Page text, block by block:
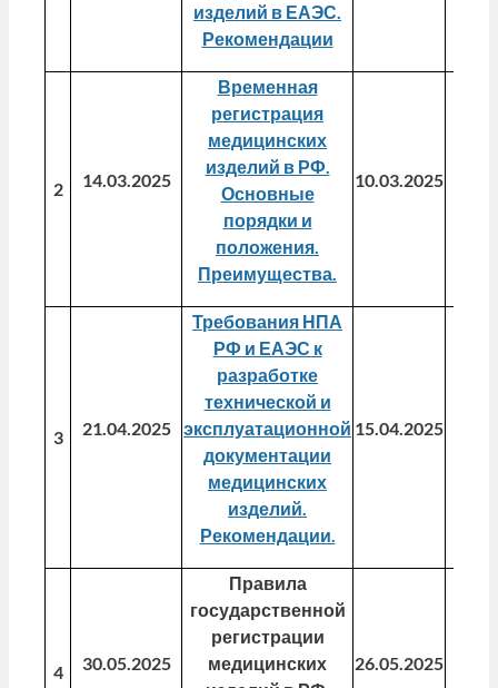
изделий в ЕАЭС.
Рекомендации
2 14.03.2025
Временная
регистрация
медицинских
изделий в РФ.
Основные
порядки и
положения.
Преимущества.
10.03.2025
3 21.04.2025
Требования НПА
РФ и ЕАЭС к
разработке
технической и
эксплуатационной
документации
медицинских
изделий.
Рекомендации.
15.04.2025
4 30.05.2025
Правила
государственной
регистрации
медицинских
26.05.2025